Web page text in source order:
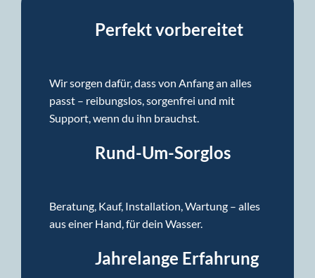
Perfekt vorbereitet
Wir sorgen dafür, dass von Anfang an alles
passt – reibungslos, sorgenfrei und mit
Support, wenn du ihn brauchst.
Rund-Um-Sorglos
Beratung, Kauf, Installation, Wartung – alles
aus einer Hand, für dein Wasser.
Jahrelange Erfahrung